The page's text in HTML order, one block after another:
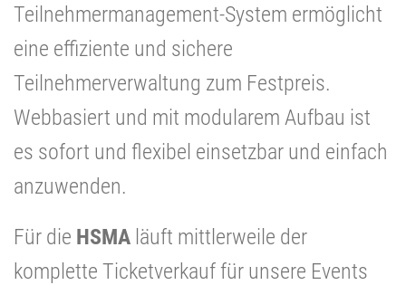
Teilnehmermanagement-System ermöglicht
eine effiziente und sichere
Teilnehmerverwaltung zum Festpreis.
Webbasiert und mit modularem Aufbau ist
es sofort und flexibel einsetzbar und einfach
anzuwenden.
Für die HSMA läuft mittlerweile der
komplette Ticketverkauf für unsere Events